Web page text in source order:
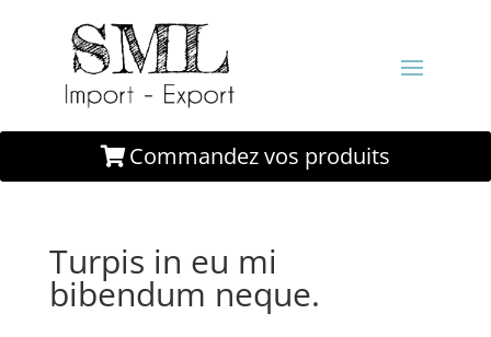
Commandez vos produits
Turpis in eu mi
bibendum neque.